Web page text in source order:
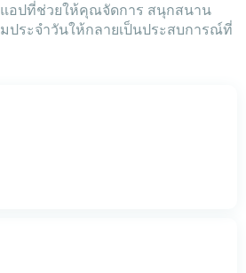
อปที่ช่วยให้คุณจัดการ สนุกสนาน
ประจำวันให้กลายเป็นประสบการณ์ที่